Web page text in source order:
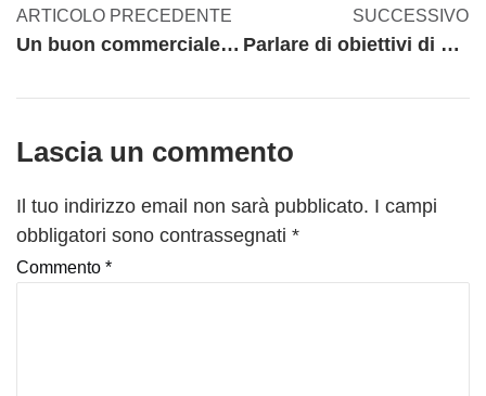
ARTICOLO PRECEDENTE
Un buon commerciale tecnico deve conoscere bene quello che sta vendendo
SUCCESSIVO
Parlare di obiettivi di miglioramento per un’azienda senza analisi dei dati è pura fantascienza
Lascia un commento
Il tuo indirizzo email non sarà pubblicato. I campi
obbligatori sono contrassegnati *
Commento *